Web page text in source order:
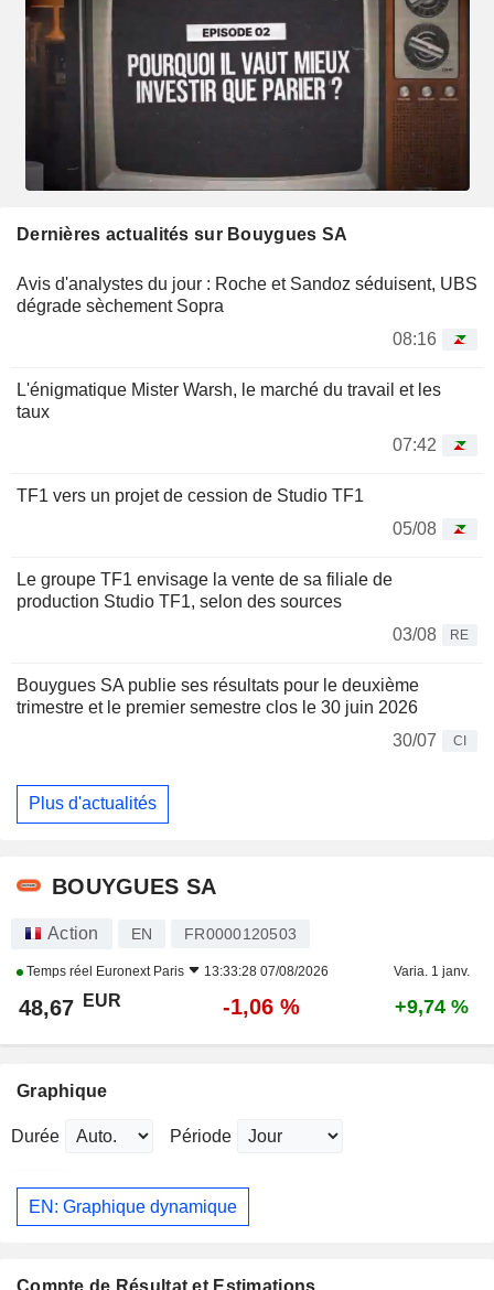
Dernières actualités sur Bouygues SA
Avis d'analystes du jour : Roche et Sandoz séduisent, UBS
dégrade sèchement Sopra
08:16
L'énigmatique Mister Warsh, le marché du travail et les
taux
07:42
TF1 vers un projet de cession de Studio TF1
05/08
Le groupe TF1 envisage la vente de sa filiale de
production Studio TF1, selon des sources
03/08
RE
Bouygues SA publie ses résultats pour le deuxième
trimestre et le premier semestre clos le 30 juin 2026
30/07
CI
Plus d'actualités
BOUYGUES SA
Action EN FR0000120503
Temps réel Euronext Paris 13:33:28 07/08/2026 Varia. 1 janv.
48,67 EUR -1,06 % +9,74 %
Graphique
Durée Période
EN: Graphique dynamique